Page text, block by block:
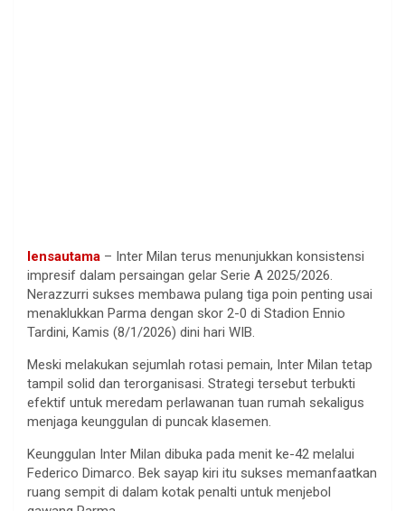
lensautama – Inter Milan terus menunjukkan konsistensi
impresif dalam persaingan gelar Serie A 2025/2026.
Nerazzurri sukses membawa pulang tiga poin penting usai
menaklukkan Parma dengan skor 2-0 di Stadion Ennio
Tardini, Kamis (8/1/2026) dini hari WIB.
Meski melakukan sejumlah rotasi pemain, Inter Milan tetap
tampil solid dan terorganisasi. Strategi tersebut terbukti
efektif untuk meredam perlawanan tuan rumah sekaligus
menjaga keunggulan di puncak klasemen.
Keunggulan Inter Milan dibuka pada menit ke-42 melalui
Federico Dimarco. Bek sayap kiri itu sukses memanfaatkan
ruang sempit di dalam kotak penalti untuk menjebol